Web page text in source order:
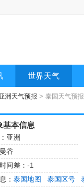
世界天气
洲天气预报 > 泰国天气预
基本信息
亚洲
谷
间差：-1
： 泰国地图 泰国区号